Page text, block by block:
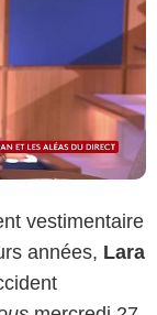
vestimentaire
années, Lara